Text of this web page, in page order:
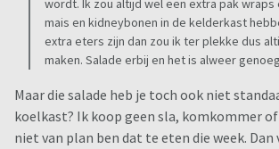
wordt. Ik zou altijd wel een extra pak wraps
mais en kidneybonen in de kelderkast
extra eters zijn dan zou ik ter plekke dus
maken. Salade erbij en het is alweer
Maar die salade heb je toch ook niet
koelkast? Ik koop geen sla, komkommer
niet van plan ben dat te eten die week. Dan